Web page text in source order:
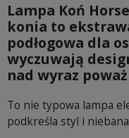
Lampa Koń
konia to
podłogowa dla
wyczuwają
nad wyraz
To nie typowa lampa
podkreśla styl i